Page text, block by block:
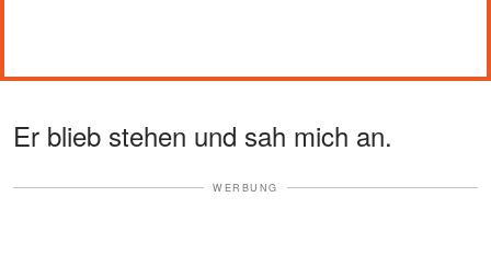
Er blieb stehen und sah mich an.
WERBUNG